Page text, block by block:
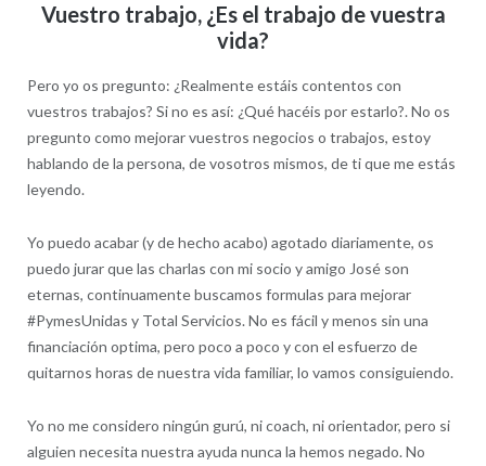
Vuestro trabajo, ¿Es el trabajo de vuestra
vida?
Pero yo os pregunto: ¿Realmente estáis contentos con
vuestros trabajos? Si no es así: ¿Qué hacéis por estarlo?. No os
pregunto como mejorar vuestros negocios o trabajos, estoy
hablando de la persona, de vosotros mismos, de ti que me estás
leyendo.
Yo puedo acabar (y de hecho acabo) agotado diariamente, os
puedo jurar que las charlas con mi socio y amigo José son
eternas, continuamente buscamos formulas para mejorar
#PymesUnidas y Total Servicios. No es fácil y menos sin una
financiación optima, pero poco a poco y con el esfuerzo de
quitarnos horas de nuestra vida familiar, lo vamos consiguiendo.
Yo no me considero ningún gurú, ni coach, ni orientador, pero si
alguien necesita nuestra ayuda nunca la hemos negado. No